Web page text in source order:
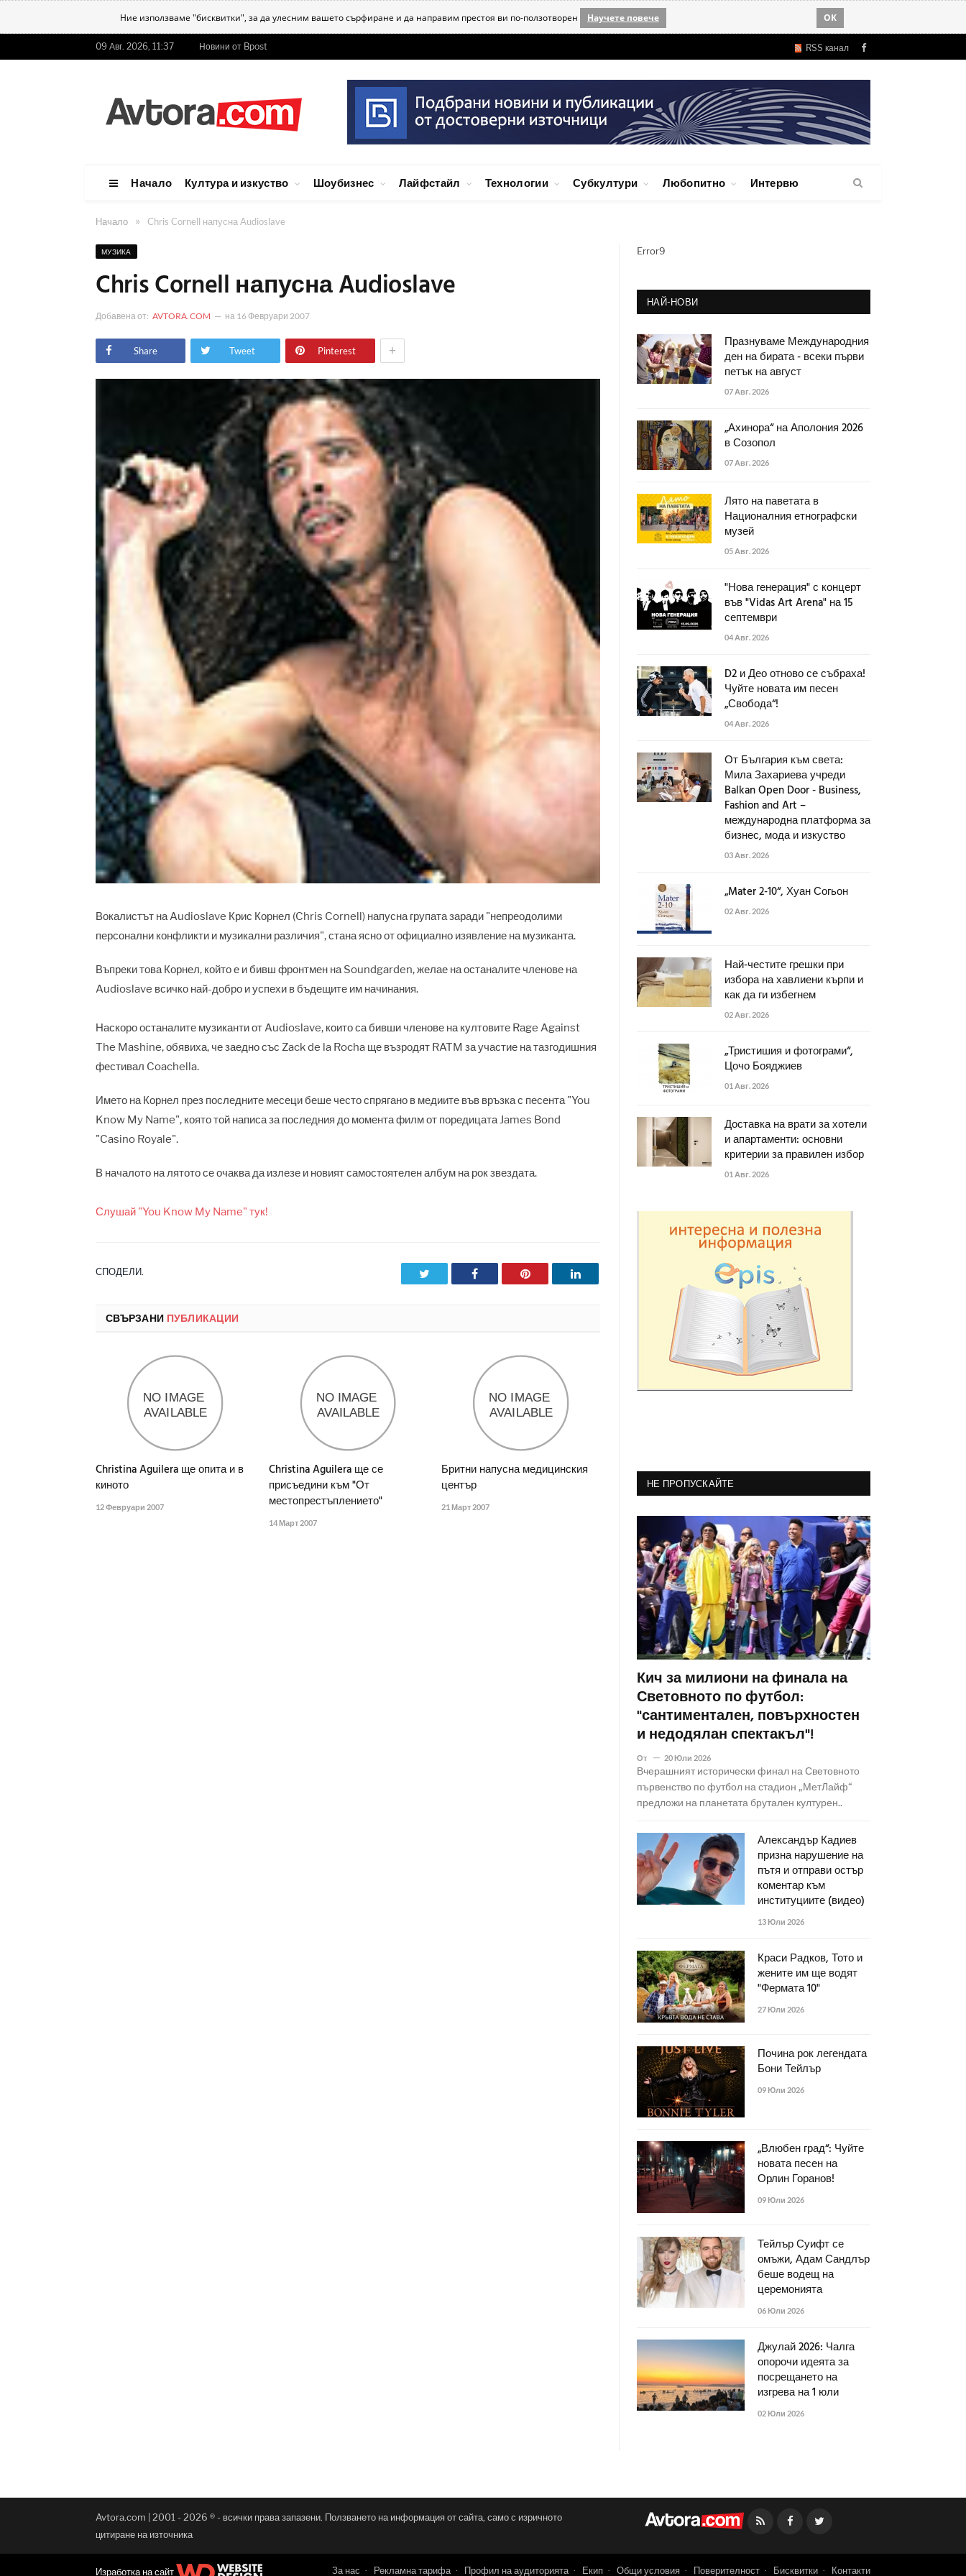
Ние използваме "бисквитки", за да улесним вашето сърфиране и да направим престоя ви по-ползотворен Научете повече OK
09 Авг. 2026, 11:37 Новини от Bpost RSS канал Facebook
Начало Култура и изкуство Шоубизнес Лайфстайл Технологии Субкултури Любопитно Интервю
Начало » Chris Cornell напусна Audioslave
МУЗИКА
Chris Cornell напусна Audioslave
Добавена от: AVTORA.COM на 16 Февруари 2007
Share Tweet Pinterest +
Вокалистът на Audioslave Крис Корнел (Chris Cornell) напусна групата заради "непреодолими
персонални конфликти и музикални различия", стана ясно от официално изявление на музиканта.
Въпреки това Корнел, който е и бивш фронтмен на Soundgarden, желае на останалите членове на
Audioslave всичко най-добро и успехи в бъдещите им начинания.
Наскоро останалите музиканти от Audioslave, които са бивши членове на култовите Rage Against
The Mashine, обявиха, че заедно със Zack de la Rocha ще възродят RATM за участие на тазгодишния
фестивал Coachella.
Името на Корнел през последните месеци беше често спрягано в медиите във връзка с песента "You
Know My Name", която той написа за последния до момента филм от поредицата James Bond
"Casino Royale".
В началото на лятото се очаква да излезе и новият самостоятелен албум на рок звездата.
Слушай "You Know My Name" тук!
СПОДЕЛИ. Facebook Pinterest LinkedIn
СВЪРЗАНИ ПУБЛИКАЦИИ
Christina Aguilera ще опита и в
киното
12 Февруари 2007
Christina Aguilera ще се
присъедини към "От
местопрестъплението"
14 Март 2007
Бритни напусна медицинския
център
21 Март 2007
Error9
НАЙ-НОВИ
Празнуваме Международния
ден на бирата - всеки първи
петък на август
07 Авг. 2026
„Ахинора“ на Аполония 2026
в Созопол
07 Авг. 2026
Лято на паветата в
Националния етнографски
музей
05 Авг. 2026
"Нова генерация" с концерт
във "Vidas Art Arena" на 15
септември
04 Авг. 2026
D2 и Део отново се събраха!
Чуйте новата им песен
„Свобода“!
04 Авг. 2026
От България към света:
Мила Захариева учреди
Balkan Open Door - Business,
Fashion and Art –
международна платформа за
бизнес, мода и изкуство
03 Авг. 2026
„Mater 2-10“, Хуан Согьон
02 Авг. 2026
Най-честите грешки при
избора на хавлиени кърпи и
как да ги избегнем
02 Авг. 2026
„Тристишия и фотограми“,
Цочо Бояджиев
01 Авг. 2026
Доставка на врати за хотели
и апартаменти: основни
критерии за правилен избор
01 Авг. 2026
НЕ ПРОПУСКАЙТЕ
Кич за милиони на финала на
Световното по футбол:
"сантиментален, повърхностен
и недодялан спектакъл"!
От 20 Юли 2026
Вчерашният исторически финал на Световното
първенство по футбол на стадион „МетЛайф“
предложи на планетата брутален културен..
Александър Кадиев
призна нарушение на
пътя и отправи остър
коментар към
институциите (видео)
13 Юли 2026
Краси Радков, Тото и
жените им ще водят
"Фермата 10"
27 Юли 2026
Почина рок легендата
Бони Тейлър
09 Юли 2026
„Влюбен град“: Чуйте
новата песен на
Орлин Горанов!
09 Юли 2026
Тейлър Суифт се
омъжи, Адам Сандлър
беше водещ на
церемонията
06 Юли 2026
Джулай 2026: Чалга
опорочи идеята за
посрещането на
изгрева на 1 юли
02 Юли 2026
Avtora.com | 2001 - 2026 ® - всички права запазени. Ползването на информация от сайта, само с изричното
цитиране на източника
Facebook
Изработка на сайт За нас Рекламна тарифа Профил на аудиторията Екип Общи условия Поверителност Бисквитки Контакти